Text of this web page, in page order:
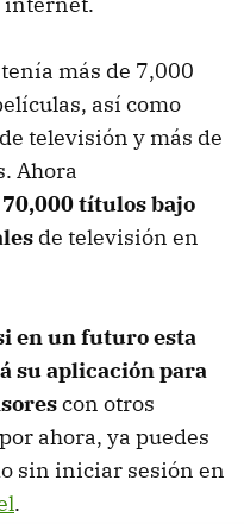
más de 7,000
así como
televisión y más de
Ahora
70,000 títulos bajo
de televisión en
en un futuro esta
su aplicación para
con otros
ahora, ya puedes
sin iniciar sesión en
.